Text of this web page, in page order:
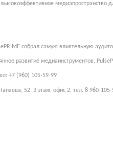
медиапространство
собрал самую влиятельную
развитие медиаинструментов,
+7 (960) 105-59-99
52, 3 этаж, офис 2, тел. 8 960-